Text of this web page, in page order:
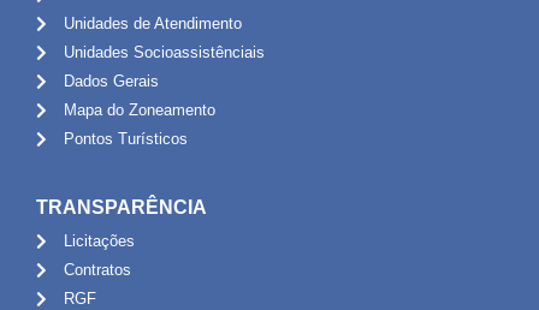
Unidades de Atendimento
Unidades Socioassistênciais
Dados Gerais
Mapa do Zoneamento
Pontos Turísticos
TRANSPARÊNCIA
Licitações
Contratos
RGF